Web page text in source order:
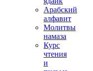
Арабский
алфавит
Молитвы
намаза
Курс
чтения
и